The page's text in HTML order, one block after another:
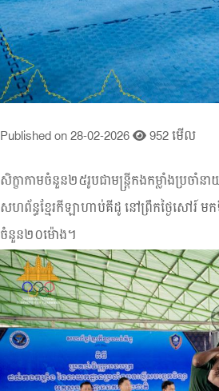
Published on 28-02-2026 952 មើល
សិក្ខាកាមចំនួន២៥រូបជាមន្ត្រីកងកម្លាំងប្រចាំន
សហព័ន្ធខ្មែរកីឡាហាប់គីដូ នៅព្រឹកថ្ងៃសៅរ៍
ចំនួន២០ម៉ោង។